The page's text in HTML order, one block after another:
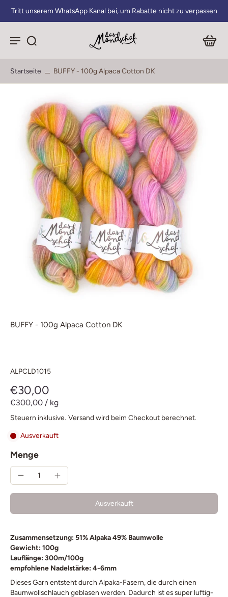
Tritt unserem WhatsApp Kanal bei, um Rabatte nicht zu verpassen
Startseite BUFFY - 100g Alpaca Cotton DK
BUFFY - 100g Alpaca Cotton DK
ALPCLD1015
€30,00
€300,00 / kg
Steuern inklusive. Versandwird beim Checkout berechnet.
Ausverkauft
Menge
Ausverkauft
Zusammensetzung: 51% Alpaka 49% Baumwolle
Gewicht: 100g
Lauflänge: 300m/100g
empfohlene Nadelstärke: 4-6mm
Dieses Garn entsteht durch Alpaka-Fasern, die durch einen
Baumwollschlauch geblasen werden. Dadurch ist es super luftig-